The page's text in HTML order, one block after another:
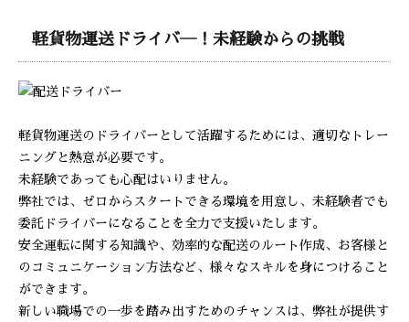
軽貨物運送ドライバ―！未経験からの挑戦
軽貨物運送のドライバーとして活躍するためには、適切なトレー
ニングと熱意が必要です。
未経験であっても心配はいりません。
弊社では、ゼロからスタートできる環境を用意し、未経験者でも
委託ドライバーになることを全力で支援いたします。
安全運転に関する知識や、効率的な配送のルート作成、お客様と
のコミュニケーション方法など、様々なスキルを身につけること
ができます。
新しい職場での一歩を踏み出すためのチャンスは、弊社が提供す